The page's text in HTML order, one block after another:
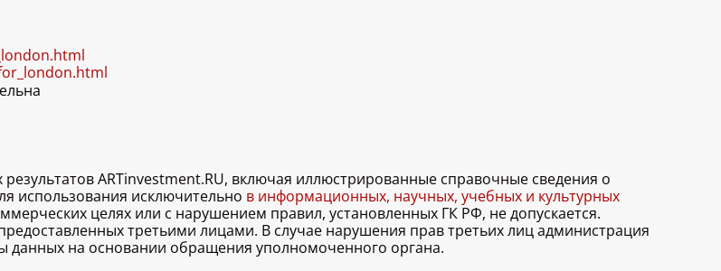
ARTinvestment.RU, включая иллюстрированные справочные сведения о
использования исключительно в информационных, научных, учебных и культурных
целях или с нарушением правил, установленных ГК РФ, не допускается.
третьими лицами. В случае нарушения прав третьих лиц администрация
данных на основании обращения уполномоченного органа.